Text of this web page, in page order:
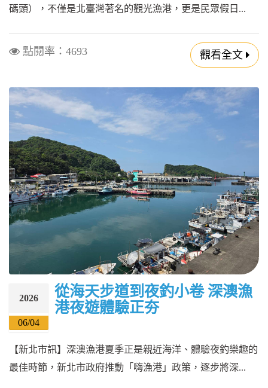
碼頭），不僅是北臺灣著名的觀光漁港，更是民眾假日...
點閱率：4693 觀看全文
2026
06/04
從海天步道到夜釣小卷 深澳漁
港夜遊體驗正夯
【新北市訊】深澳漁港夏季正是親近海洋、體驗夜釣樂趣的
最佳時節，新北市政府推動「嗨漁港」政策，逐步將深...